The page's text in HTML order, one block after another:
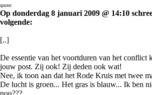
quote:
Op donderdag 8 januari 2009 @ 14:10
volgende:
[..]
De essentie van het voortduren van het conflict
jouw post. Zij ook! Zij deden ook wat!
Nee, ik toon aan dat het Rode Kruis met twee
De lucht is groen... Het gras is blauw... Ik ben
nou???